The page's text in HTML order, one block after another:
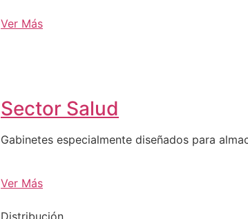
Ver Más
Sector Salud
Gabinetes especialmente diseñados para
Ver Más
Distribución